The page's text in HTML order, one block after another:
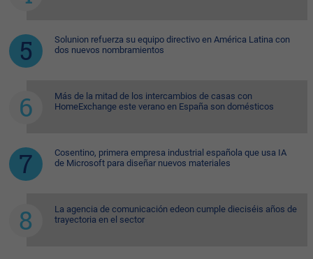
Solunion refuerza su equipo directivo en América Latina con
dos nuevos nombramientos
Más de la mitad de los intercambios de casas con
HomeExchange este verano en España son domésticos
Cosentino, primera empresa industrial española que usa IA
de Microsoft para diseñar nuevos materiales
La agencia de comunicación edeon cumple dieciséis años de
trayectoria en el sector